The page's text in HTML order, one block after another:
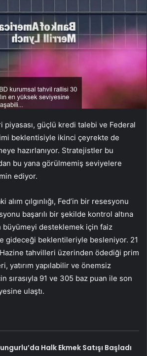
piyasası, güçlü kredi talebi ve Federal
beklentisiyle ikinci çeyrekte de
hazırlanıyor. Stratejistler bu
bu yana görülmemiş seviyelere
ediyor.
alım çılgınlığı, Fed’in bir resesyonu
başarılı bir şekilde kontrol altına
büyümeyi desteklemek için faiz
gideceği beklentileriyle besleniyor. 21
tahvilleri üzerinden ödediği prim
yatırım yapılabilir ve önemsiz
sırasıyla 91 ve 305 baz puan ile son
ulaştı.
Halk Ekmek Satışı Başladı